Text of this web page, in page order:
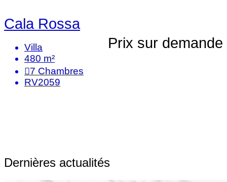
Cala Rossa
Prix sur demande
Villa
480 m²
7 Chambres
RV2059
Dernières actualités